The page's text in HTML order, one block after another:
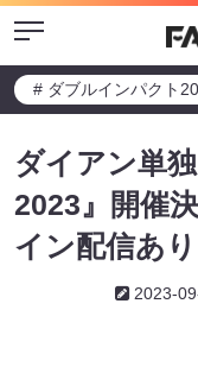
Menu
# ダブルインパクト
ダイアン単
2023』開催
イン配信あ
2023-